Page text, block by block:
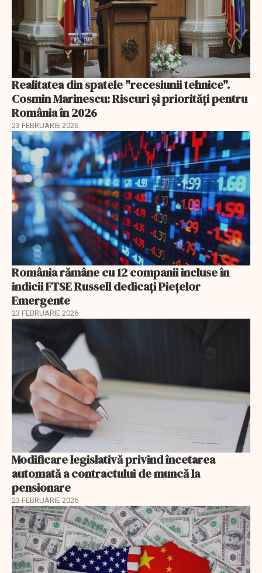
Realitatea din spatele "recesiunii tehnice".
Cosmin Marinescu: Riscuri și priorități pentru
România în 2026
23 FEBRUARIE 2026
România rămâne cu 12 companii incluse în
indicii FTSE Russell dedicați Piețelor
Emergente
23 FEBRUARIE 2026
Modificare legislativă privind încetarea
automată a contractului de muncă la
pensionare
23 FEBRUARIE 2026